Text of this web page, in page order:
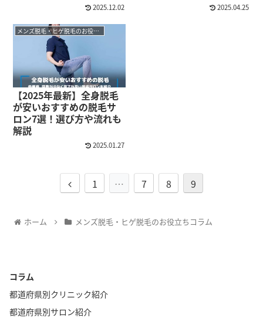
2025.12.02 2025.04.25
メンズ脱毛・ヒゲ脱毛のお役立ちコラム
【2025年最新】全身脱毛
が安いおすすめの脱毛サ
ロン7選！選び方や流れも
解説
2025.01.27
1 … 7 8 9
ホーム メンズ脱毛・ヒゲ脱毛のお役立ちコラム
コラム
都道府県別クリニック紹介
都道府県別サロン紹介